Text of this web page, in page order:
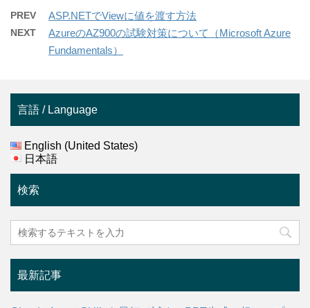
PREV ASP.NETでViewに値を渡す方法
NEXT
AzureのAZ900の試験対策について（Microsoft Azure
Fundamentals）
言語 / Language
English (United States)
日本語
検索
最新記事